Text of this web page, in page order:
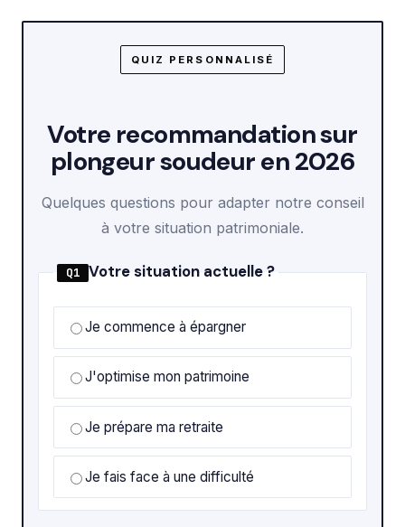
QUIZ PERSONNALISÉ
Votre recommandation sur
plongeur soudeur en 2026
Quelques questions pour adapter notre conseil
à votre situation patrimoniale.
Q1 Votre situation actuelle ?
Je commence à épargner
J'optimise mon patrimoine
Je prépare ma retraite
Je fais face à une difficulté